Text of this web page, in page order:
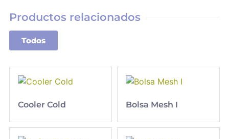
Productos relacionados
Todos
Cooler Cold Bolsa Mesh I